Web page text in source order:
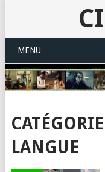
MENU
LANGUE